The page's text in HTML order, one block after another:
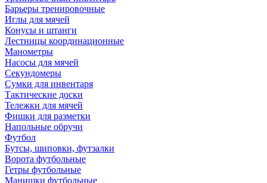
Барьеры тренировочные
Иглы для мячей
Конусы и штанги
Лестницы координационные
Манометры
Насосы для мячей
Секундомеры
Сумки для инвентаря
Тактические доски
Тележки для мячей
Фишки для разметки
Напольные обручи
Футбол
Бутсы, шиповки, футзалки
Ворота футбольные
Гетры футбольные
Манишки футбольные